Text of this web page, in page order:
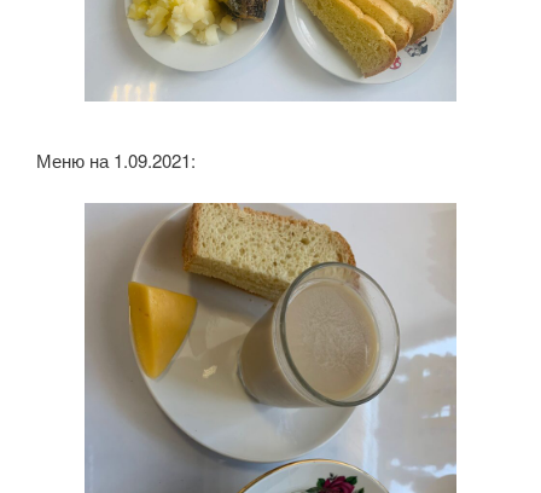
Меню на 1.09.2021: